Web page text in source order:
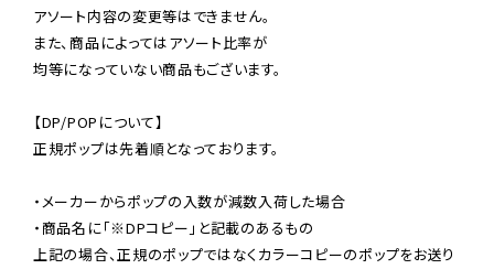
アソート内容の変更等はできません。
また、商品によってはアソート比率が
均等になっていない商品もございます。
【DP/POPについて】
正規ポップは先着順となっております。
・メーカーからポップの入数が減数入荷した場合
・商品名に「※DPコピー」と記載のあるもの
上記の場合、正規のポップではなくカラーコピーのポップをお送り